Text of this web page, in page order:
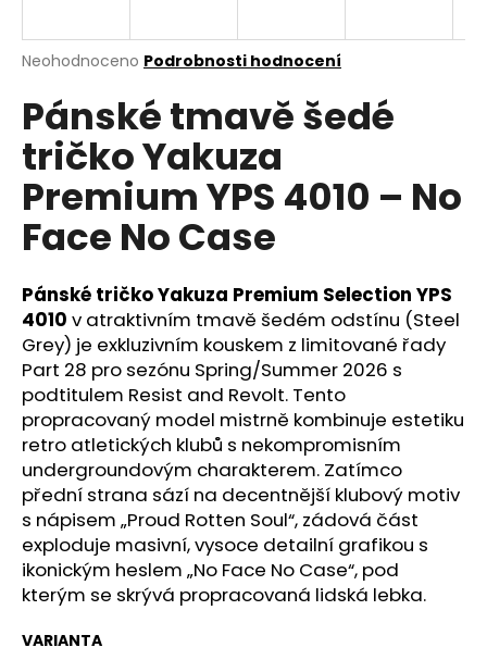
Průměrné
produktu
je
0,0
z
5
hvězdiček.
Neohodnoceno Podrobnosti hodnocení
Pánské tmavě šedé
tričko Yakuza
Premium YPS 4010 – No
Face No Case
Pánské tričko Yakuza Premium Selection YPS
4010 v atraktivním tmavě šedém odstínu (Steel
Grey) je exkluzivním kouskem z limitované řady
Part 28 pro sezónu Spring/Summer 2026 s
podtitulem Resist and Revolt. Tento
propracovaný model mistrně kombinuje estetiku
retro atletických klubů s nekompromisním
undergroundovým charakterem. Zatímco
přední strana sází na decentnější klubový motiv
s nápisem „Proud Rotten Soul“, zádová část
exploduje masivní, vysoce detailní grafikou s
ikonickým heslem „No Face No Case“, pod
kterým se skrývá propracovaná lidská lebka.
VARIANTA
j
t
?
HLEDAT
D
o
p
o
r
u
č
u
j
e
m
e